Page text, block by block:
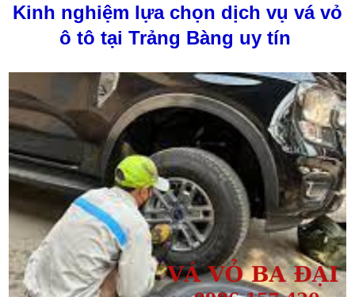
Kinh nghiệm lựa chọn dịch vụ vá vỏ
ô tô tại Trảng Bàng uy tín